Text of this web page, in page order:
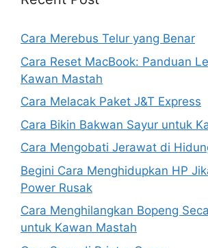
Cara Merebus Telur yang Benar
Cara Reset MacBook: Panduan
Kawan Mastah
Cara Melacak Paket J&T Express
Cara Bikin Bakwan Sayur untuk
Cara Mengobati Jerawat di
Begini Cara Menghidupkan HP
Power Rusak
Cara Menghilangkan Bopeng
untuk Kawan Mastah